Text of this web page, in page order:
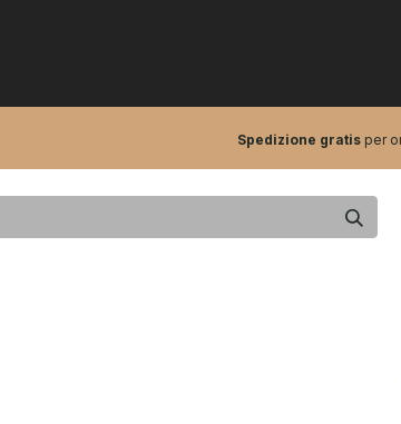
Spedizione gratis per